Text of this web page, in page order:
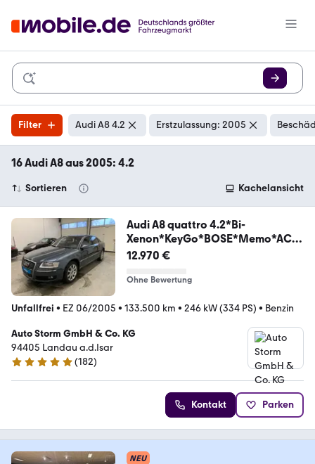
Filter Audi A8 4.2 Erstzulassung: 2005
16 Audi A8 aus 2005: 4.2
Sortieren Kachelansicht
Audi A8 quattro 4.2*Bi-
Xenon*KeyGo*BOSE*Memo*ACC
Navi
12.970 €
Ohne Bewertung
Unfallfrei • EZ 06/2005 • 133.500 km • 246 kW (334 PS) • Benzin
Auto Storm GmbH & Co. KG
94405 Landau a.d.Isar
4.8 Sterne
(182)
Kontakt Parken
NEU